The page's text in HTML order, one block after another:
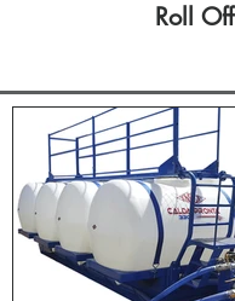
Roll Off